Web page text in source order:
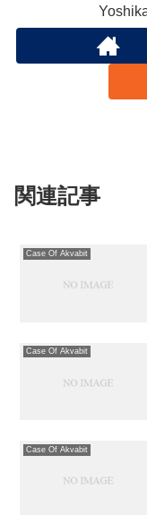
関連記事
Case Of Akvabit
Case Of Akvabit
Case Of Akvabit